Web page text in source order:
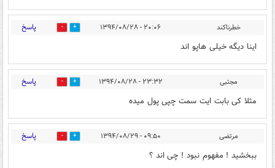
خطرناکند ۲۰:۰۶ - ۱۳۹۴/۰۸/۲۸ 0 پاسخ
اینا دیگه خیلی هاپو اند
مجتبی ۲۳:۳۲ - ۱۳۹۴/۰۸/۲۸ 0 پاسخ
مثلا کی بابت ایت سمت چپی پول میده
مرتضی ۰۹:۵۰ - ۱۳۹۴/۰۸/۲۹ 0 پاسخ
ببخشید ! مفهوم نبود ! چی اند ؟